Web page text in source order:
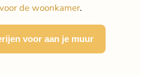
de woonkamer.
voor aan je muur